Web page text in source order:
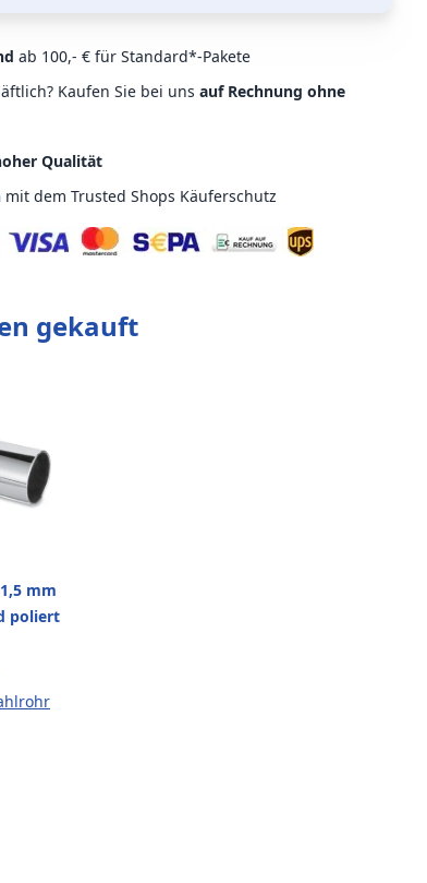
ab 100,- € für Standard*-Pakete
Kaufen Sie bei uns auf Rechnung ohne
Qualität
mit dem Trusted Shops Käuferschutz
gekauft
mm
poliert